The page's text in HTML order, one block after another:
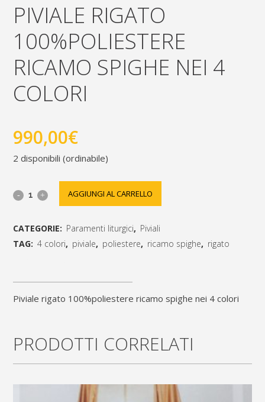
PIVIALE RIGATO
100%POLIESTERE
RICAMO SPIGHE NEI 4
COLORI
990,00€
2 disponibili (ordinabile)
piviale
100%poliestere
spighe
nei
colori
AGGIUNGI AL CARRELLO
CATEGORIE: Paramenti liturgici, Piviali
TAG: 4 colori, piviale, poliestere, ricamo spighe, rigato
piviale rigato 100%poliestere ricamo spighe nei 4 colori
PRODOTTI CORRELATI